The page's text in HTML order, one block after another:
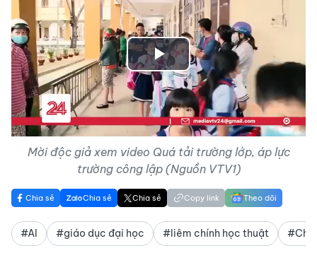
Play
Video
Mời độc giả xem video Quá tải trường lớp, áp lực
trường công lập (Nguồn VTV1)
Chia sẻ Chia sẻ Chia sẻ Copy link Theo dõi
#AI #giáo dục đại học #liêm chính học thuật